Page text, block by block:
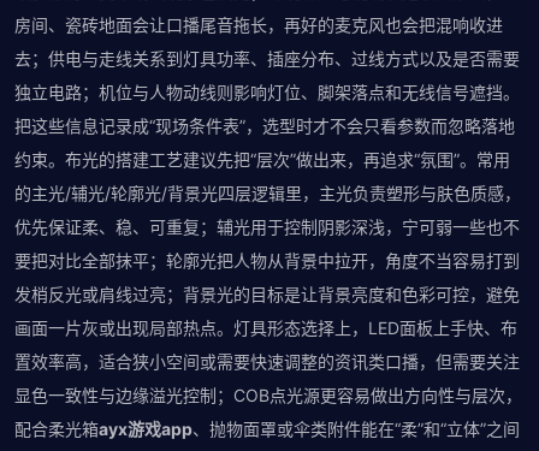
房间、瓷砖地面会让口播尾音拖长，再好的麦克风也会把混响收进
去；供电与走线关系到灯具功率、插座分布、过线方式以及是否需要
独立电路；机位与人物动线则影响灯位、脚架落点和无线信号遮挡。
把这些信息记录成“现场条件表”，选型时才不会只看参数而忽略落地
约束。布光的搭建工艺建议先把“层次”做出来，再追求“氛围”。常用
的主光/辅光/轮廓光/背景光四层逻辑里，主光负责塑形与肤色质感，
优先保证柔、稳、可重复；辅光用于控制阴影深浅，宁可弱一些也不
要把对比全部抹平；轮廓光把人物从背景中拉开，角度不当容易打到
发梢反光或肩线过亮；背景光的目标是让背景亮度和色彩可控，避免
画面一片灰或出现局部热点。灯具形态选择上，LED面板上手快、布
置效率高，适合狭小空间或需要快速调整的资讯类口播，但需要关注
显色一致性与边缘溢光控制；COB点光源更容易做出方向性与层次，
配合柔光箱ayx游戏app、抛物面罩或伞类附件能在“柔”和“立体”之间